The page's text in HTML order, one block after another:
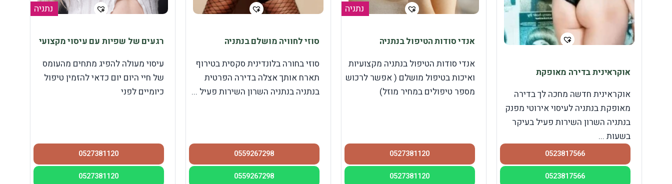
אוקראינית בדירה מאופקת
אוקראינית חדשה מחכה לך בדירה
מאופקת בנתניה לעיסוי אירוטי מפנק
בנתניה השרון השירות פעיל בעיקר
בשעות ...
0523817566
0523817566
נתניה
אנדי סודות הטיפול בנתניה
אנדי סודות הטיפול בנתניה מקצועיות
ואיכות בטיפול מושלם ( אפשר לרכוש
מספר טיפולים במחיר מוזל)
0527381120
0527381120
סוזי לחוויה מושלם בנתניה
סוזי בחורה בלונדינית סקסית בטירוף
תארח אותך אצלה בדירה הפרטית
בנתניה בנתניה השרון השירות פעיל ...
0559267298
0559267298
נתניה
רגעים של שפיות עם עיסוי מקצועי
עיסוי מעולה להפיג מתחים מהעומס
של חיי היום יום כדאי להזמין טיפול
כיומיים לפני
0527381120
0527381120